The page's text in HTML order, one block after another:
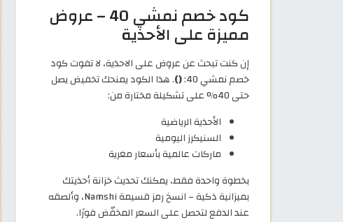
كود خصم نمشي 40 – عروض
مميزة على الأحذية
إن كنت تبحث عن عروض على الاحذية، لا تفوت كود
خصم نمشي 40:
(). هذا الكود يمنحك تخفيض يصل
حتى 40% على تشكيلة مختارة من:
الأحذية الرياضية
السنيكرز اليومية
ماركات عالمية بأسعار مغرية
بخطوة واحدة فقط، يمكنك تحديث خزانة أحذيتك
بميزانية ذكية – انسخ رمز قسيمة Namshi، وألصقه
عند الدفع لتحصل على السعر المخفّض فورًا.